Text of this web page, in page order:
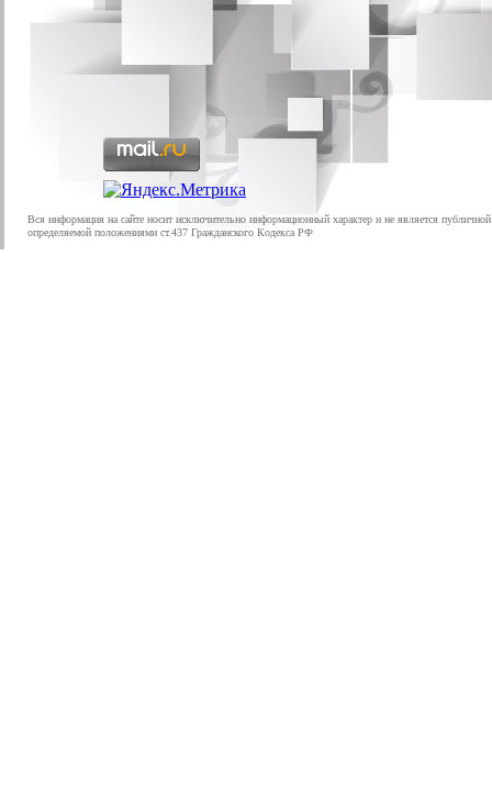
Вся информация на сайте носит исключительно информационный характер и не является
определяемой положениями ст.437 Гражданского Кодекса РФ